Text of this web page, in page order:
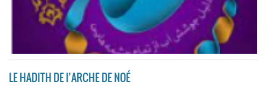
LE HADITH DE l’ARCHE DE NOÉ